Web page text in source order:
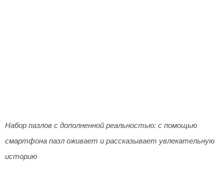
Набор пазлов с дополненной реальностью: с помощью
смартфона пазл оживает и рассказывает увлекательную
историю